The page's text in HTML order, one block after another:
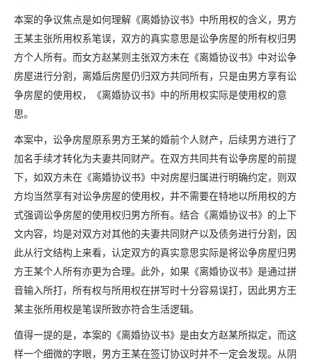
本案的争议焦点是如何理解《离婚协议书》中所用权的含义，男方
王某主张所用权系笔误，双方的真实意思是讼争房屋的所有权归男
方个人所有。而女方赵某则主张双方未在《离婚协议书》中对讼争
房屋进行分割，离婚后房屋仍归双方共同所有，只是由男方享有讼
争房屋的使用权，《离婚协议书》中的所用权实际是使用权的意
思。
本案中，讼争房屋原系男方王某的婚前个人财产，后续男方进行了
加名手续才转化为夫妻共同财产。在双方共同共有讼争房屋的前提
下，如双方未在《离婚协议书》中对房屋归属进行明确约定，则双
方均当然享有对讼争房屋的使用权，并不需要在特地以所用权的方
式强调讼争房屋的使用权归男方所有。结合《离婚协议书》的上下
文内容，均是对双方对其他的夫妻共同财产以及债务进行分割，因
此从行文结构上来看，认定双方的真实意思实际是将讼争房屋归男
方王某个人所有亦更为合理。此外，如果《离婚协议书》是通过拼
音输入所打，所有权与所用权在拼写时十分容易误打，因此男方王
某主张所用权是笔误所致亦符合生活逻辑。
值得一提的是，本案的《离婚协议书》是由女方赵某所拟定，而这
样一个细微的字眼，男方王某在签订协议时并不一定会发现。从阴